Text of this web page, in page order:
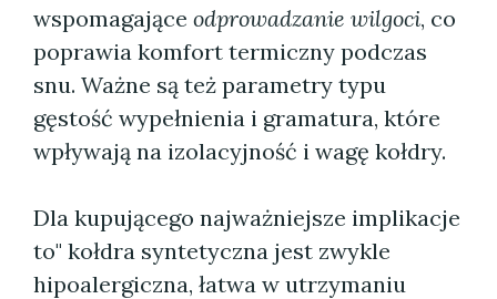
wspomagające odprowadzanie wilgoci, co
poprawia komfort termiczny podczas
snu. Ważne są też parametry typu
gęstość wypełnienia i gramatura, które
wpływają na izolacyjność i wagę kołdry.
Dla kupującego najważniejsze implikacje
to" kołdra syntetyczna jest zwykle
hipoalergiczna, łatwa w utrzymaniu